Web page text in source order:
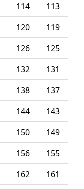
113
114
119
120
125
126
131
132
137
138
143
144
149
150
155
156
161
162